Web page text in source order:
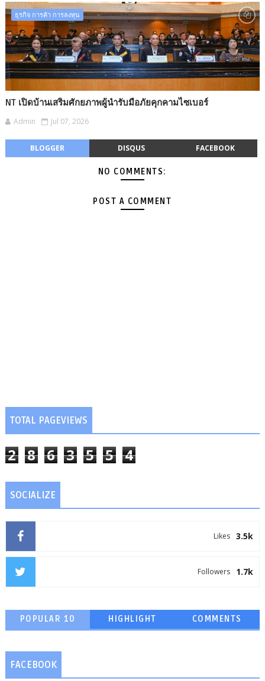
ธุรกิจ การค้า การลงทุน​
NT เปิดบ้านเสริมศักยภาพผู้นำรับมือภัยคุกคามไซเบอร์
Admin Jul 07, 2026
BLOGGER DISQUS FACEBOOK
NO COMMENTS:
POST A COMMENT
TOTAL PAGEVIEWS
2 8 6 3 5 5 4
SOCIALIZE
3.5k
Likes
1.7k
Followers
POPULAR 10 HIGHLIGHT COMMENTS
FACEBOOK